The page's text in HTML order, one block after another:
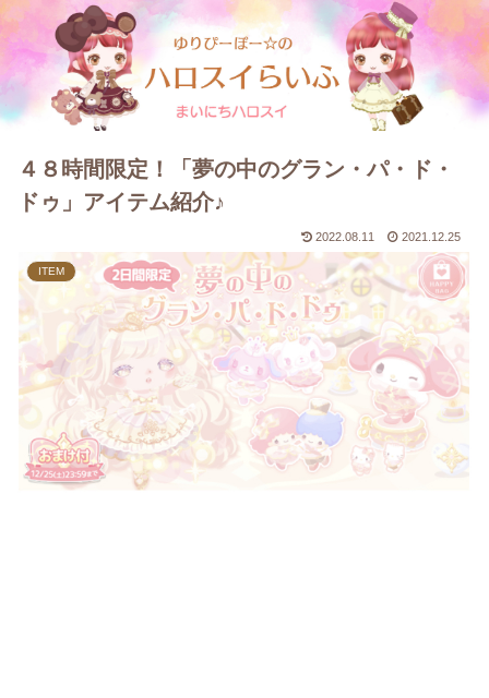
４８時間限定！「夢の中のグラン・パ・ド・
ドゥ」アイテム紹介♪
2022.08.11 2021.12.25
ITEM